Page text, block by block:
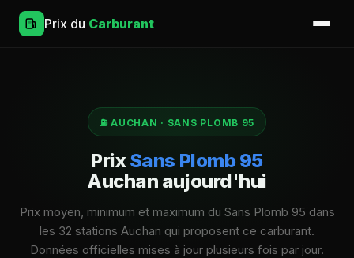
Prix du Carburant
⛽ AUCHAN · SANS PLOMB 95
PrixSans Plomb 95
Auchan aujourd'hui
Prix moyen, minimum et maximum du Sans Plomb 95 dans
les 32 stations Auchan qui proposent ce carburant.
Données officielles mises à jour plusieurs fois par jour.